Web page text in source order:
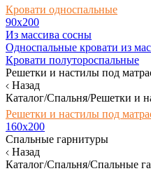
Кровати односпальные
90х200
Из массива сосны
Односпальные кровати из
Кровати полутороспальные
Решетки и настилы под
Назад
Каталог/Спальня/Решетки и
Решетки и настилы под
160х200
Спальные гарнитуры
Назад
Каталог/Спальня/Спальные